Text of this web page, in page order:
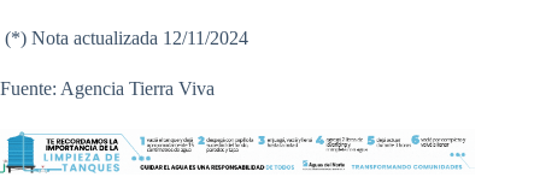
(*) Nota actualizada 12/11/2024
Fuente: Agencia Tierra Viva